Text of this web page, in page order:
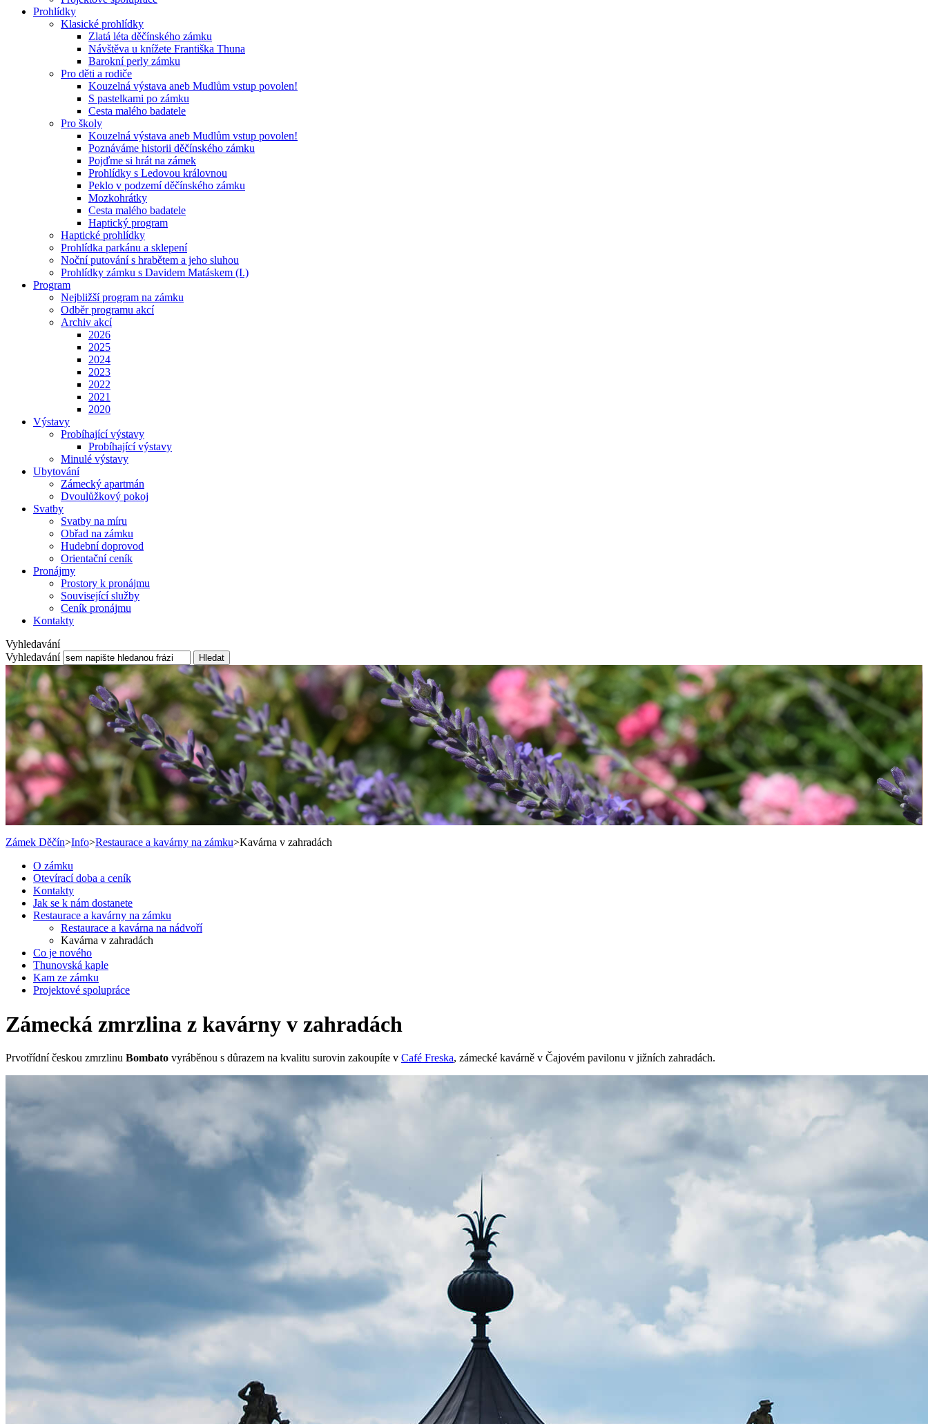
Prohlídky
Klasické prohlídky
Zlatá léta děčínského zámku
Návštěva u knížete Františka Thuna
Barokní perly zámku
Pro děti a rodiče
Kouzelná výstava aneb Mudlům vstup povolen!
S pastelkami po zámku
Cesta malého badatele
Pro školy
Kouzelná výstava aneb Mudlům vstup povolen!
Poznáváme historii děčínského zámku
Pojďme si hrát na zámek
Prohlídky s Ledovou královnou
Peklo v podzemí děčínského zámku
Mozkohrátky
Cesta malého badatele
Haptický program
Haptické prohlídky
Prohlídka parkánu a sklepení
Noční putování s hrabětem a jeho sluhou
Prohlídky zámku s Davidem Matáskem (I.)
Program
Nejbližší program na zámku
Odběr programu akcí
Archiv akcí
2026
2025
2024
2023
2022
2021
2020
Výstavy
Probíhající výstavy
Probíhající výstavy
Minulé výstavy
Ubytování
Zámecký apartmán
Dvoulůžkový pokoj
Svatby
Svatby na míru
Obřad na zámku
Hudební doprovod
Orientační ceník
Pronájmy
Prostory k pronájmu
Související služby
Ceník pronájmu
Kontakty
Vyhledavání
Vyhledavání
Hledat
Zámek Děčín>Info>Restaurace a kavárny na zámku>Kavárna v zahradách
O zámku
Otevírací doba a ceník
Kontakty
Jak se k nám dostanete
Restaurace a kavárny na zámku
Restaurace a kavárna na nádvoří
Kavárna v zahradách
Co je nového
Thunovská kaple
Kam ze zámku
Projektové spolupráce
Zámecká zmrzlina z kavárny v zahradách
Prvotřídní českou zmrzlinu Bombato vyráběnou s důrazem na kvalitu surovin zakoupíte v Café Freska, zámecké kavárně v Čajovém pavilonu v jižních zahradách.